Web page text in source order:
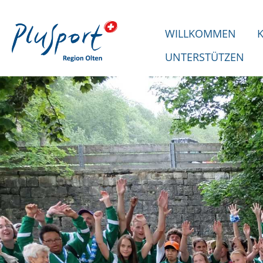
WILLKOMMEN
UNTERSTÜTZEN